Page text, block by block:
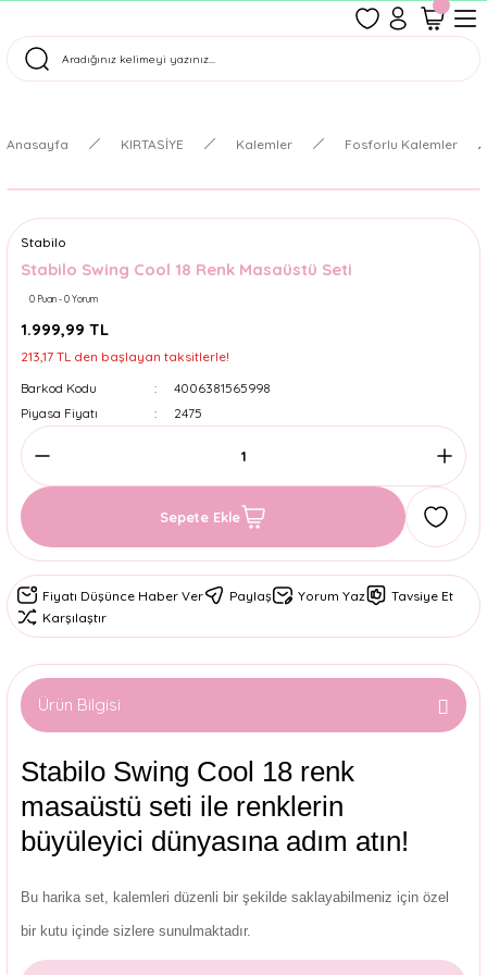
Tüm Siparişler Aynı Gün Kargoda!
Anasayfa KIRTASİYE Kalemler Fosforlu Kalemler
Stabilo
Stabilo Swing Cool 18 Renk Masaüstü Seti
0 Puan - 0 Yorum
1.999,99 TL
213,17 TL den başlayan taksitlerle!
Barkod Kodu
4006381565998
Piyasa Fiyatı
2475
Sepete Ekle
Fiyatı Düşünce Haber Ver Paylaş Yorum Yaz
Tavsiye Et
Karşılaştır
Ürün Bilgisi
Stabilo Swing Cool 18 renk
masaüstü seti ile renklerin
büyüleyici dünyasına adım atın!
Bu harika set, kalemleri düzenli bir şekilde saklayabilmeniz için özel
bir kutu içinde sizlere sunulmaktadır.